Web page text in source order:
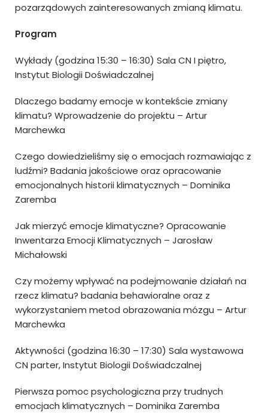
pozarządowych zainteresowanych zmianą klimatu.
Program
Wykłady (godzina 15:30 – 16:30) Sala CN I piętro,
Instytut Biologii Doświadczalnej
Dlaczego badamy emocje w kontekście zmiany
klimatu? Wprowadzenie do projektu – Artur
Marchewka
Czego dowiedzieliśmy się o emocjach rozmawiając z
ludźmi? Badania jakościowe oraz opracowanie
emocjonalnych historii klimatycznych – Dominika
Zaremba
Jak mierzyć emocje klimatyczne? Opracowanie
Inwentarza Emocji Klimatycznych – Jarosław
Michałowski
Czy możemy wpływać na podejmowanie działań na
rzecz klimatu? badania behawioralne oraz z
wykorzystaniem metod obrazowania mózgu – Artur
Marchewka
Aktywności (godzina 16:30 – 17:30) Sala wystawowa
CN parter, Instytut Biologii Doświadczalnej
Pierwsza pomoc psychologiczna przy trudnych
emocjach klimatycznych – Dominika Zaremba